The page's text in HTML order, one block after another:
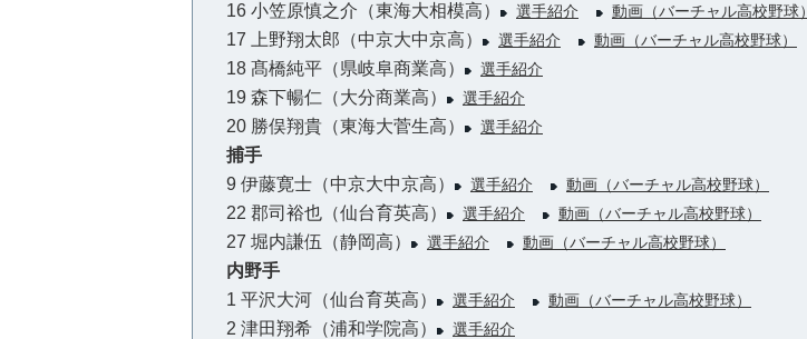
16 小笠原慎之介（東海大相模高） 選手紹介 動画（バーチャル高校野球）
17 上野翔太郎（中京大中京高） 選手紹介 動画（バーチャル高校野球）
18 髙橋純平（県岐阜商業高） 選手紹介
19 森下暢仁（大分商業高） 選手紹介
20 勝俣翔貴（東海大菅生高） 選手紹介
捕手
9 伊藤寛士（中京大中京高）
選手紹介 動画（バーチャル高校野球）
22 郡司裕也（仙台育英高） 選手紹介 動画（バーチャル高校野球）
27 堀内謙伍（静岡高） 選手紹介 動画（バーチャル高校野球）
内野手
1 平沢大河（仙台育英高）
選手紹介 動画（バーチャル高校野球）
2 津田翔希（浦和学院高） 選手紹介